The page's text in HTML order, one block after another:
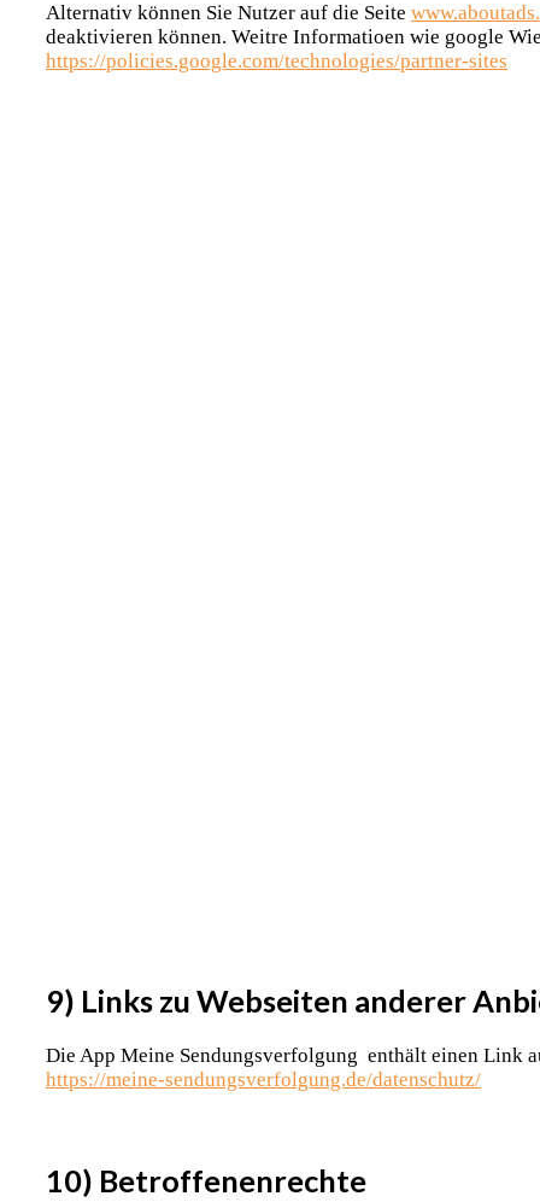
Alternativ können Sie Nutzer auf die Seite
deaktivieren können. Weitre Informatioen wie google
https://policies.google.com/technologies/partner-sites
9) Links zu Webseiten anderer
Die App Meine Sendungsverfolgung enthält einen Link
https://meine-sendungsverfolgung.de/datenschutz/
10) Betroffenenrechte